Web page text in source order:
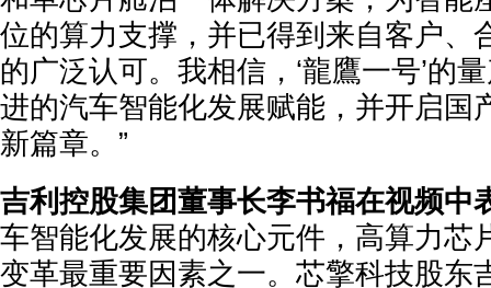
位的算力支撑，并已得到来自客户、
的广泛认可。我相信，‘龍鷹一号’的
进的汽车智能化发展赋能，并开启国
新篇章。”
吉利控股集团董事长李书福在视频中
车智能化发展的核心元件，高算力芯
变革最重要因素之一。芯擎科技股东